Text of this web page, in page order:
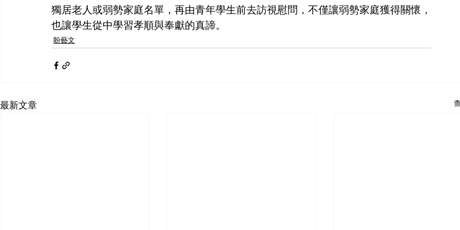
獨居老人或弱勢家庭名單，再由青年學生前去訪視慰問，不僅讓弱勢家庭獲得關懷，
也讓學生從中學習孝順與奉獻的真諦。
盼藝文
最新文章